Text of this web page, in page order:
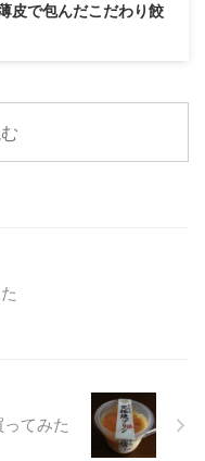
皮で包んだこだわり餃
てみた